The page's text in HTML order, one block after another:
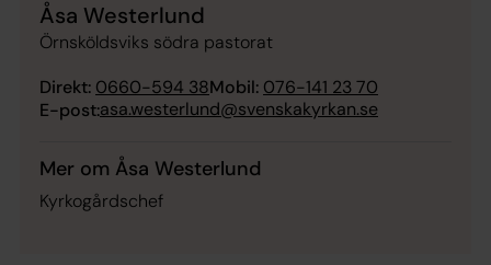
Åsa Westerlund
Örnsköldsviks södra pastorat
Direkt: 0660-594 38Mobil: 076-141 23 70
E-post:asa.westerlund@svenskakyrkan.se
Mer om Åsa Westerlund
Kyrkogårdschef